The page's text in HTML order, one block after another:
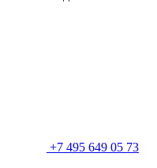
+7 495 649 05 73